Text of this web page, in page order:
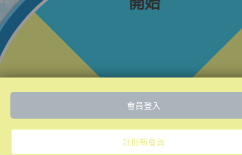
#杏仁酸小教室 🌵 ⋯
閱讀更多 ->